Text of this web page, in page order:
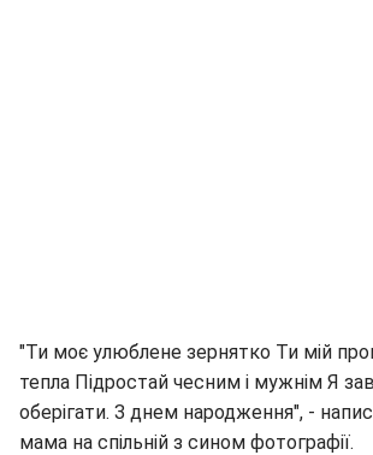
"Ти моє улюблене зернятко Ти мій
тепла Підростай чесним і мужнім Я
оберігати. З днем народження", -
мама на спільній з сином фотографії.